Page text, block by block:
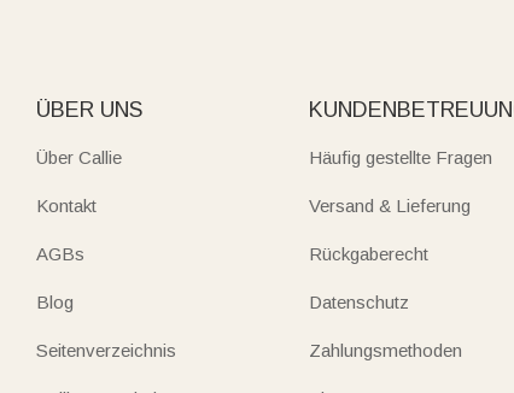
ÜBER UNS
Über Callie
Kontakt
AGBs
Blog
Seitenverzeichnis
Häufig gestellte Fragen
Versand & Lieferung
Rückgaberecht
Datenschutz
Zahlungsmethoden